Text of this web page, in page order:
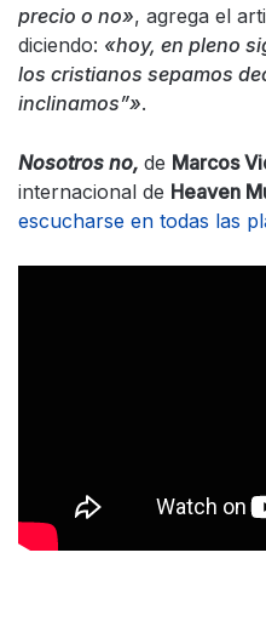
precio o no», agrega el
diciendo: «hoy, en pleno
los cristianos sepamos
inclinamos”».
Nosotros no, de Marcos
internacional de Heaven
escucharse en todas las